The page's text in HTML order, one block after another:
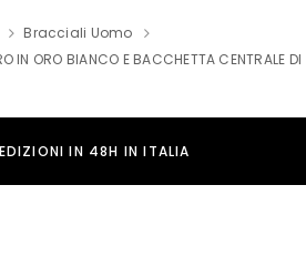
Bracciali Uomo
IN ORO BIANCO E BACCHETTA CENTRALE DI
IN 48H IN ITALIA